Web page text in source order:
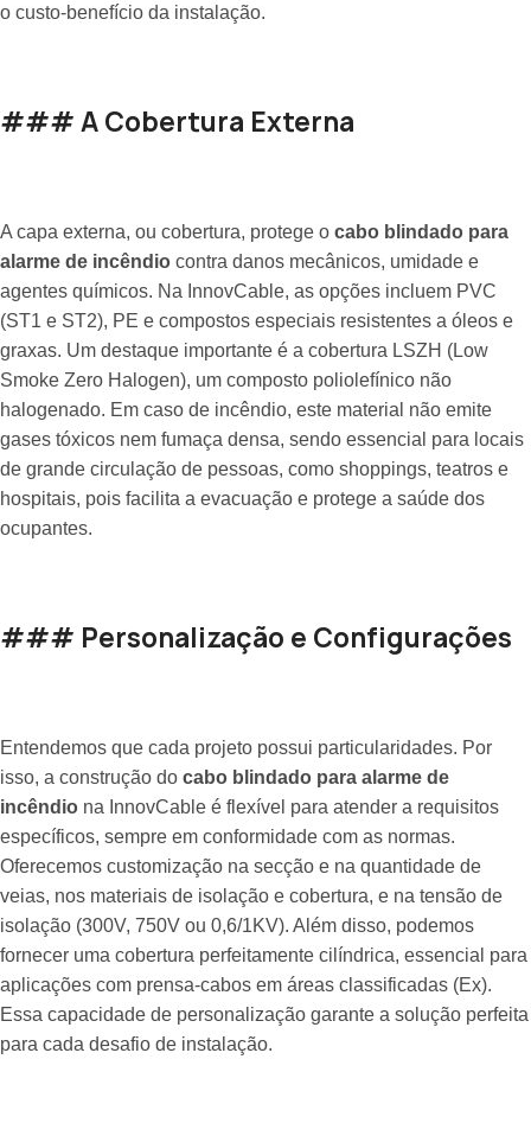
o custo-benefício da instalação.
### A Cobertura Externa
A capa externa, ou cobertura, protege o cabo blindado para
alarme de incêndio contra danos mecânicos, umidade e
agentes químicos. Na InnovCable, as opções incluem PVC
(ST1 e ST2), PE e compostos especiais resistentes a óleos e
graxas. Um destaque importante é a cobertura LSZH (Low
Smoke Zero Halogen), um composto poliolefínico não
halogenado. Em caso de incêndio, este material não emite
gases tóxicos nem fumaça densa, sendo essencial para locais
de grande circulação de pessoas, como shoppings, teatros e
hospitais, pois facilita a evacuação e protege a saúde dos
ocupantes.
### Personalização e Configurações
Entendemos que cada projeto possui particularidades. Por
isso, a construção do cabo blindado para alarme de
incêndio na InnovCable é flexível para atender a requisitos
específicos, sempre em conformidade com as normas.
Oferecemos customização na secção e na quantidade de
veias, nos materiais de isolação e cobertura, e na tensão de
isolação (300V, 750V ou 0,6/1KV). Além disso, podemos
fornecer uma cobertura perfeitamente cilíndrica, essencial para
aplicações com prensa-cabos em áreas classificadas (Ex).
Essa capacidade de personalização garante a solução perfeita
para cada desafio de instalação.